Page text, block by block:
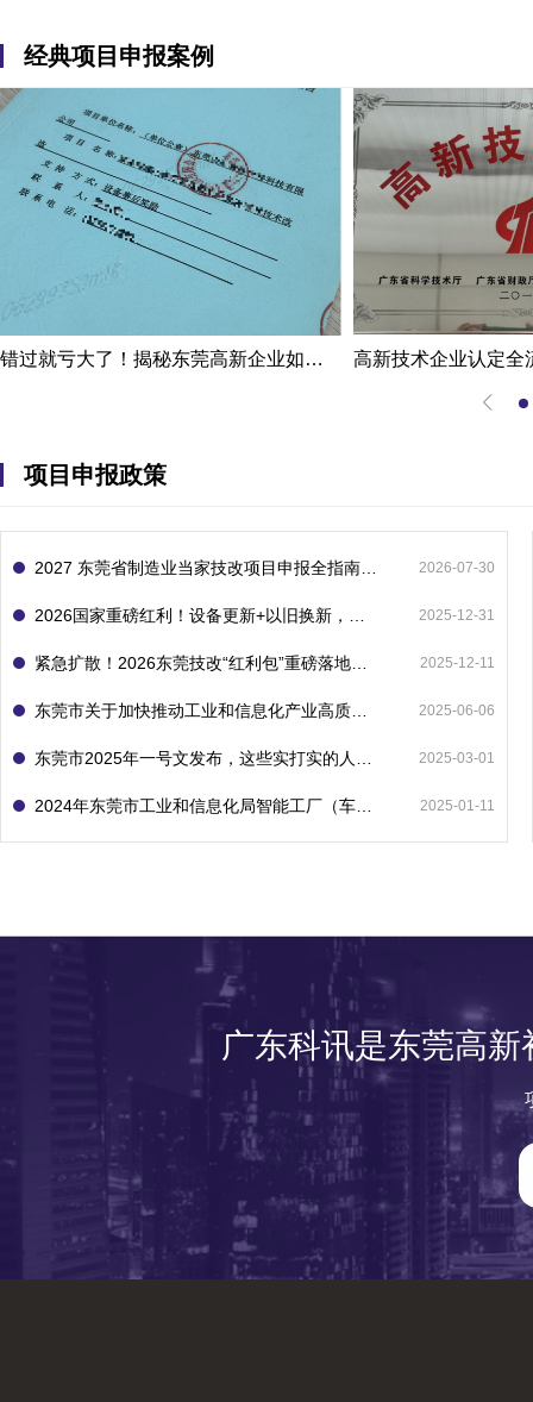
经典项目申报案例
错过就亏大了！揭秘东莞高新企业如何轻松拿下省级技术改造项目300万补贴
项目申报政策
2026-07-30
2025-12-31
2025-12-11
2025-06-06
2025-03-01
2025-01-11
广东科讯是东莞高